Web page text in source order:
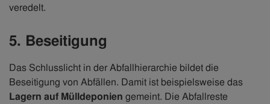
veredelt.
5. Beseitigung
Das Schlusslicht in der Abfallhierarchie bildet die
Beseitigung von Abfällen. Damit ist beispielsweise das
Lagern auf Mülldeponien gemeint. Die Abfallreste